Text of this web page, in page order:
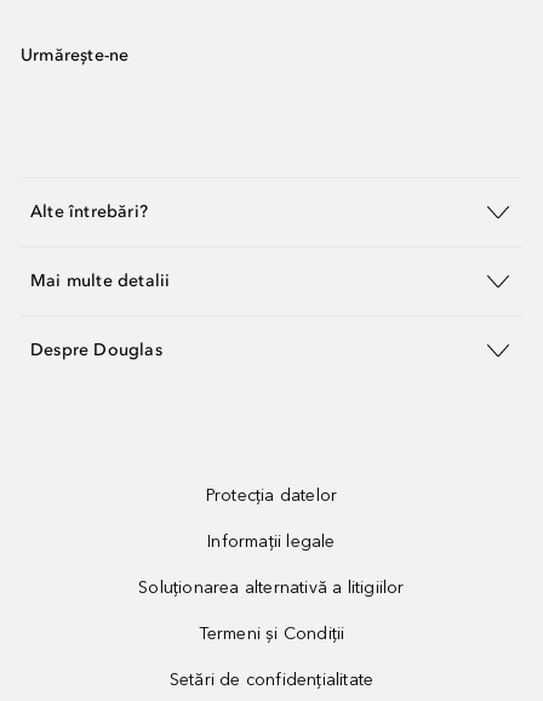
Urmărește-ne
Alte întrebări?
Mai multe detalii
Despre Douglas
Protecția datelor
Informații legale
Soluționarea alternativă a litigiilor
Termeni și Condiții
Setări de confidențialitate